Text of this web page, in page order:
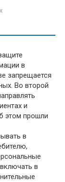
в
запрещается
Во второй
и
этом прошли
в
в